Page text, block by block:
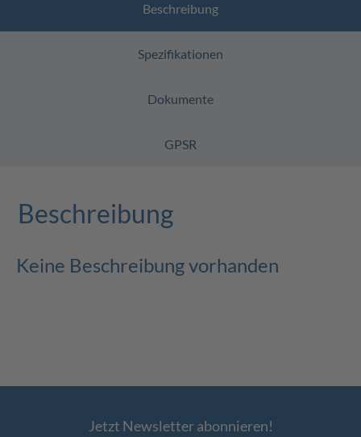
Beschreibung
Spezifikationen
Dokumente
GPSR
Beschreibung
Keine Beschreibung vorhanden
Jetzt Newsletter abonnieren!